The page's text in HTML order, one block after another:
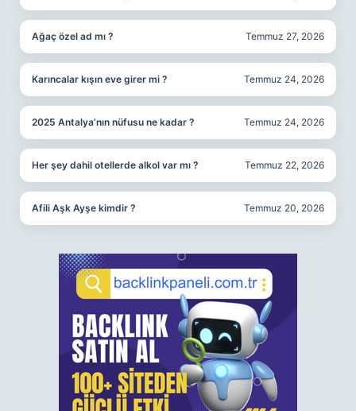
Ağaç özel ad mı ? Temmuz 27, 2026
Karıncalar kışın eve girer mi ? Temmuz 24, 2026
2025 Antalya’nın nüfusu ne kadar ? Temmuz 24, 2026
Her şey dahil otellerde alkol var mı ? Temmuz 22, 2026
Afili Aşk Ayşe kimdir ? Temmuz 20, 2026